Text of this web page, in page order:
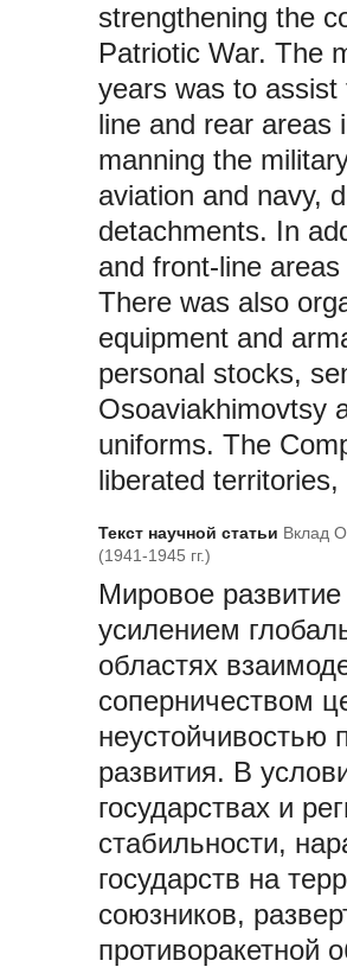
strengthening the
Patriotic War. The
years was to
line and rear areas
manning the
aviation and navy,
detachments. In
and front-line
There was also
equipment and
personal stocks,
Osoaviakhimovtsy
uniforms. The
liberated
Текст научной статьи Вклад
(1941-1945 гг.)
Мировое
усилением
областях
соперничеством
неустойчивостью
развития. В
государствах и
стабильности,
государств на
союзников,